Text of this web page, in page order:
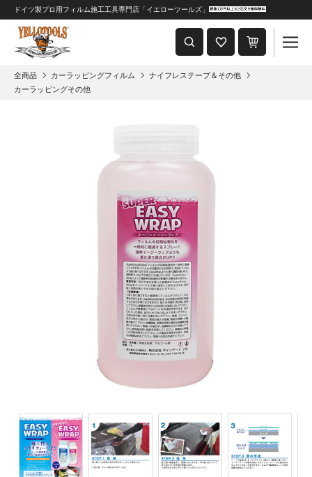
重要なおしらせ
2024年8月1日 価格改定につきまして
ドイツ製プロ用フィルム施工工具専門店「イエローツールズ」
全商品 カーラッピングフィルム
ナイフレステープ＆その他
カーラッピングその他